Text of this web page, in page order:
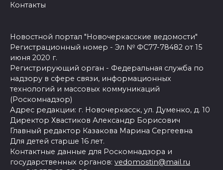
Контакты
Новостной портал "Новочеркасские ведомости"
Регистрационный номер - Эл № ФС77-78482 от 15
июня 2020 г.
Регистрирующий орган - Федеральная служба по
надзору в сфере связи, информационных
технологий и массовых коммуникаций
(Роскомнадзор)
Адрес редакции: г. Новочеркасск, ул. Думенко, д. 10
Директор Хвастиков Александр Борисович
Главный редактор Казакова Марина Сергеевна
Для детей старше 16 лет.
Контактные данные для Роскомнадзора и
государственных органов: vedomostin@mail.ru